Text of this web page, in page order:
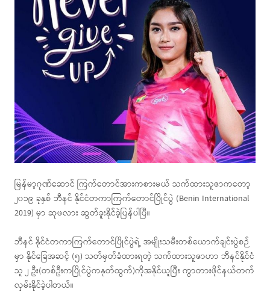
မြန်မာ့ဂုဏ်ဆောင် ကြက်တောင်အားကစားမယ် သက်ထားသူဇာကတော့
၂၀၁၉ ခုနှစ် ဘီနင် နိုင်ငံတကာကြက်တောင်ပြိုင်ပွဲ (Benin International
2019) မှာ ဆုဖလား ဆွတ်ခူးနိုင်ခဲ့ပြန်ပါပြီ။
ဘီနင် နိုင်ငံတကာကြက်တောင်ပြိုင်ပွဲရဲ့ အမျိုးသမီးတစ်ယောက်ချင်းပွဲစဉ်
မှာ နိုင်ခြေအဆင့် (၅) သတ်မှတ်ခံထားရတဲ့ သက်ထားသူဇာဟာ ဘီနင်နိုင်ငံ
သူ ၂ ဦး(တစ်ဦးကပြိုင်ပွဲကနုတ်ထွက်)ကိုအနိုင်ယူပြီး ကွာတားဖိုင်နယ်တက်
လှမ်းနိုင်ခဲ့ပါတယ်။